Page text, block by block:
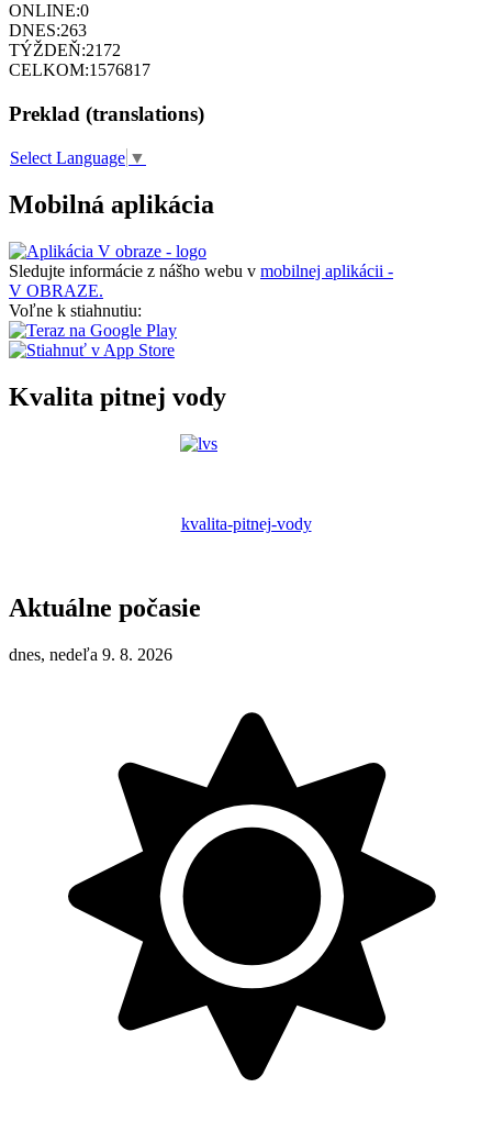
ONLINE:0
DNES:263
TÝŽDEŇ:2172
CELKOM:1576817
Preklad (translations)
Select Language ▼
Mobilná aplikácia
Sledujte informácie z nášho webu v mobilnej aplikácii -
V OBRAZE.
Voľne k stiahnutiu:
Kvalita pitnej vody
kvalita-pitnej-vody
Aktuálne počasie
dnes, nedeľa 9. 8. 2026